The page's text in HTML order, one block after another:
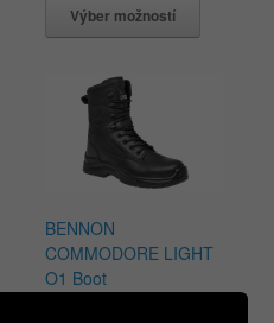
Výber možností
BENNON
COMMODORE LIGHT
O1 Boot